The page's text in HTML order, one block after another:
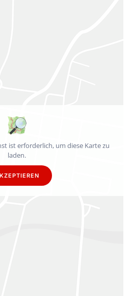
ist erforderlich, um diese Karte zu
laden.